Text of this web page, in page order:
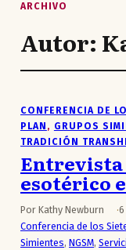
ARCHIVO
Autor:
CONFERENCIA DE
PLAN , GRUPOS
TRADICIÓN
esotérico
Por Kathy Newburn
6
Conferencia de los
Simientes, NGSM,